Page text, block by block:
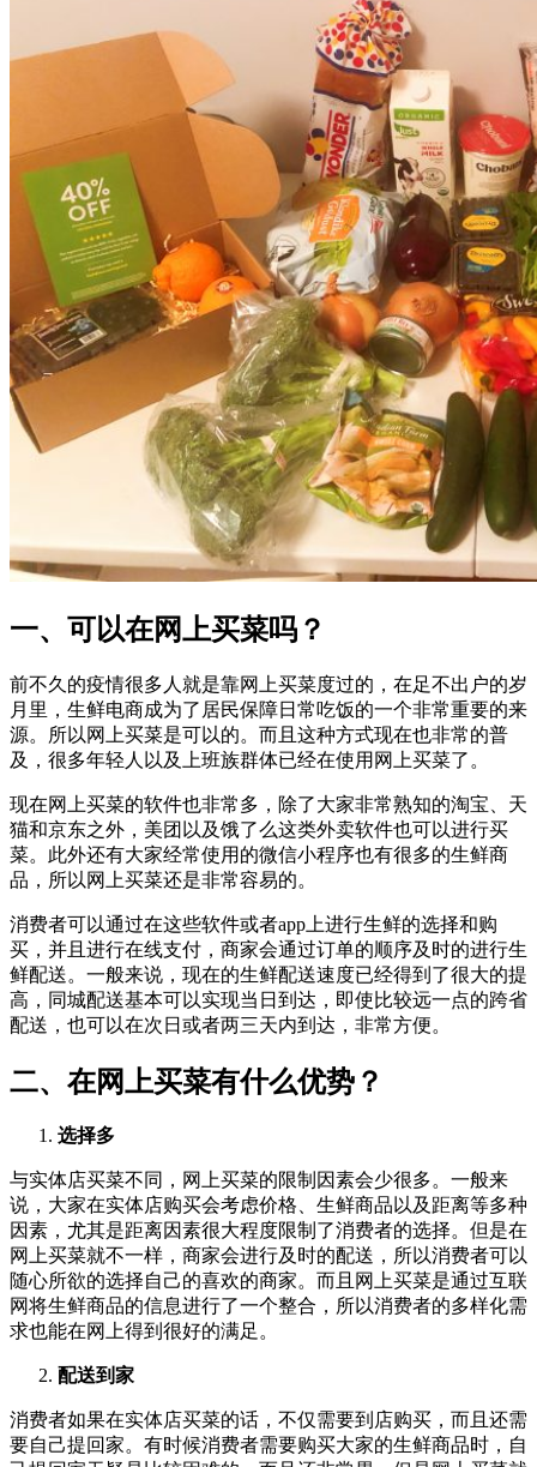
一、可以在网上买菜吗？
前不久的疫情很多人就是靠网上买菜度过的，在足不出户的岁
月里，生鲜电商成为了居民保障日常吃饭的一个非常重要的来
源。所以网上买菜是可以的。而且这种方式现在也非常的普
及，很多年轻人以及上班族群体已经在使用网上买菜了。
现在网上买菜的软件也非常多，除了大家非常熟知的淘宝、天
猫和京东之外，美团以及饿了么这类外卖软件也可以进行买
菜。此外还有大家经常使用的微信小程序也有很多的生鲜商
品，所以网上买菜还是非常容易的。
消费者可以通过在这些软件或者app上进行生鲜的选择和购
买，并且进行在线支付，商家会通过订单的顺序及时的进行生
鲜配送。一般来说，现在的生鲜配送速度已经得到了很大的提
高，同城配送基本可以实现当日到达，即使比较远一点的跨省
配送，也可以在次日或者两三天内到达，非常方便。
二、在网上买菜有什么优势？
选择多
与实体店买菜不同，网上买菜的限制因素会少很多。一般来
说，大家在实体店购买会考虑价格、生鲜商品以及距离等多种
因素，尤其是距离因素很大程度限制了消费者的选择。但是在
网上买菜就不一样，商家会进行及时的配送，所以消费者可以
随心所欲的选择自己的喜欢的商家。而且网上买菜是通过互联
网将生鲜商品的信息进行了一个整合，所以消费者的多样化需
求也能在网上得到很好的满足。
配送到家
消费者如果在实体店买菜的话，不仅需要到店购买，而且还需
要自己提回家。有时候消费者需要购买大家的生鲜商品时，自